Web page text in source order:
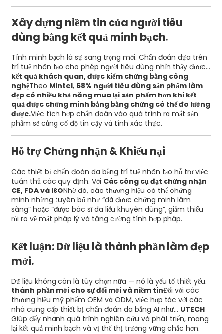
Xây dựng niềm tin của người tiêu
dùng bằng kết quả minh bạch.
Tính minh bạch là sự sang trọng mới. Chẩn đoán dựa trên
trí tuệ nhân tạo cho phép người tiêu dùng nhìn thấy được...
kết quả khách quan, được kiểm chứng bằng công
nghệTheo Mintel, 68% người tiêu dùng sản phẩm làm
đẹp có nhiều khả năng mua lại sản phẩm hơn khi kết
quả được chứng minh bằng bằng chứng có thể đo lường
được.Việc tích hợp chẩn đoán vào quá trình ra mắt sản
phẩm sẽ củng cố độ tin cậy và tính xác thực.
Hỗ trợ Chứng nhận & Khiếu nại
Các thiết bị chẩn đoán da bằng trí tuệ nhân tạo hỗ trợ việc
tuân thủ các quy định. Với Các công cụ đạt chứng nhận
CE, FDA và ISONhờ đó, các thương hiệu có thể chứng
minh những tuyên bố như “đã được chứng minh lâm
sàng” hoặc “được bác sĩ da liễu khuyên dùng”, giảm thiểu
rủi ro về mặt pháp lý và tăng cường tính hợp pháp.
Kết luận: Dữ liệu là thành phần làm đẹp
mới.
Dữ liệu không còn là tùy chọn nữa — nó là yếu tố thiết yếu.
thành phần mới cho sự đổi mới và niềm tinĐối với các
thương hiệu mỹ phẩm OEM và ODM, việc hợp tác với các
nhà cung cấp thiết bị chẩn đoán da bằng AI như... UTECH
Giúp đẩy nhanh quá trình nghiên cứu và phát triển, mang
lại kết quả minh bạch và vị thế thị trường vững chắc hơn.